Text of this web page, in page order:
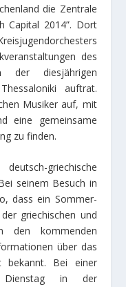
die Zentrale
Capital 2014”. Dort
des
der diesjährigen
auftrat.
Musiker auf, mit
eine gemeinsame
zu finden.
griechische
seinem Besuch in
dass ein Sommer-
griechischen und
den kommenden
über das
bekannt. Bei einer
Dienstag in der